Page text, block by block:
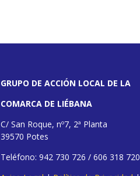
GRUPO DE ACCIÓN LOCAL DE LA
COMARCA DE LIÉBANA
C/ San Roque, nº7, 2ª Planta
39570 Potes
Teléfono: 942 730 726 / 606 318 720